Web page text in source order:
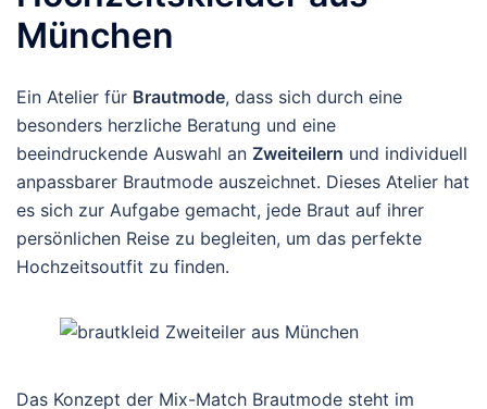
München
Ein Atelier für Brautmode, dass sich durch eine
besonders herzliche Beratung und eine
beeindruckende Auswahl an Zweiteilern und individuell
anpassbarer Brautmode auszeichnet. Dieses Atelier hat
es sich zur Aufgabe gemacht, jede Braut auf ihrer
persönlichen Reise zu begleiten, um das perfekte
Hochzeitsoutfit zu finden.
Das Konzept der Mix-Match Brautmode steht im